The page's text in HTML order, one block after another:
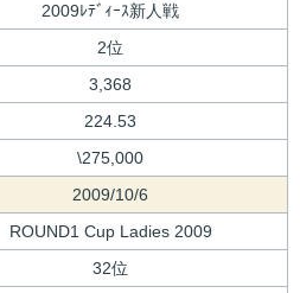
2009ﾚﾃﾞｨｰｽ新人戦
2位
3,368
224.53
\275,000
2009/10/6
ROUND1 Cup Ladies 2009
32位